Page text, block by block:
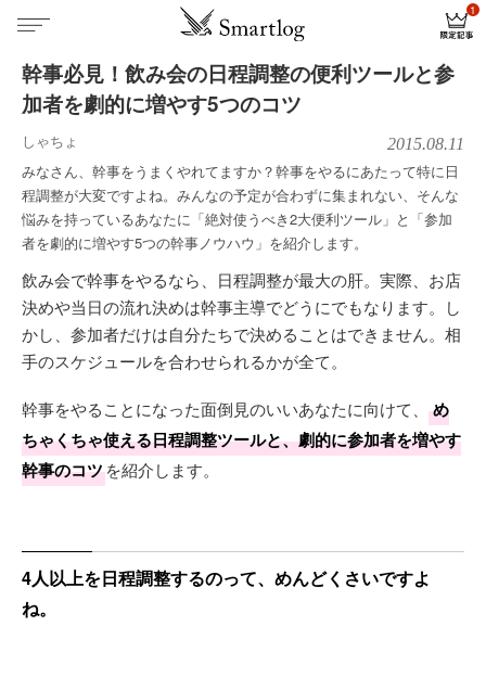
幹事必見！飲み会の日程調整の便利ツールと参
加者を劇的に増やす5つのコツ
しゃちょ 2015.08.11
みなさん、幹事をうまくやれてますか？幹事をやるにあたって特に日
程調整が大変ですよね。みんなの予定が合わずに集まれない、そんな
悩みを持っているあなたに「絶対使うべき2大便利ツール」と「参加
者を劇的に増やす5つの幹事ノウハウ」を紹介します。
飲み会で幹事をやるなら、日程調整が最大の肝。実際、お店
決めや当日の流れ決めは幹事主導でどうにでもなります。し
かし、参加者だけは自分たちで決めることはできません。相
手のスケジュールを合わせられるかが全て。
幹事をやることになった面倒見のいいあなたに向けて、
め
ちゃくちゃ使える日程調整ツールと、劇的に参加者を増やす
幹事のコツを紹介します。
4人以上を日程調整するのって、めんどくさいですよ
ね。